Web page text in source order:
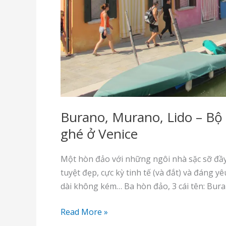
Burano, Murano, Lido –
ghé ở Venice
Một hòn đảo với những ngôi nhà sặc sỡ
tuyệt đẹp, cực kỳ tinh tế (và đắt) và đáng
dài không kém… Ba hòn đảo, 3 cái tên:
Burano,
Read More »